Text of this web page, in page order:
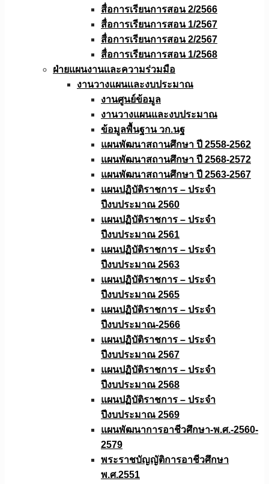
สื่อการเรียนการสอน 2/2566
สื่อการเรียนการสอน 1/2567
สื่อการเรียนการสอน 2/2567
สื่อการเรียนการสอน 1/2568
ฝ่ายแผนงานเเละความร่วมมือ
งานวางแผนเเละงบประมาณ
งานศูนย์ข้อมูล
งานวางแผนและงบประมาณ
ข้อมูลพื้นฐาน วก.นฐ
แผนพัฒนาสถานศึกษา ปี 2558-2562
แผนพัฒนาสถานศึกษา ปี 2568-2572
แผนพัฒนาสถานศึกษา ปี 2563-2567
แผนปฏิบัติราชการ – ประจำ
ปีงบประมาณ 2560
แผนปฏิบัติราชการ – ประจำ
ปีงบประมาณ 2561
แผนปฏิบัติราชการ – ประจำ
ปีงบประมาณ 2563
แผนปฏิบัติราชการ – ประจำ
ปีงบประมาณ 2565
แผนปฏิบัติราชการ – ประจำ
ปีงบประมาณ-2566
แผนปฏิบัติราชการ – ประจำ
ปีงบประมาณ 2567
แผนปฏิบัติราชการ – ประจำ
ปีงบประมาณ 2568
แผนปฏิบัติราชการ – ประจำ
ปีงบประมาณ 2569
แผนพัฒนาการอาชีวศึกษา-พ.ศ.-2560-
2579
พระราชบัญญัติการอาชีวศึกษา
พ.ศ.2551